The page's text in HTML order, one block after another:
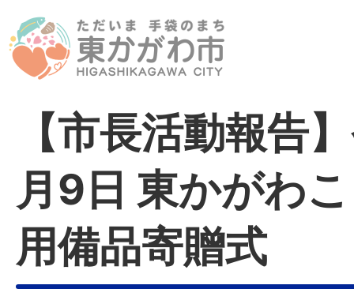
【市長活動報告
月9日 東かがわ
用備品寄贈式